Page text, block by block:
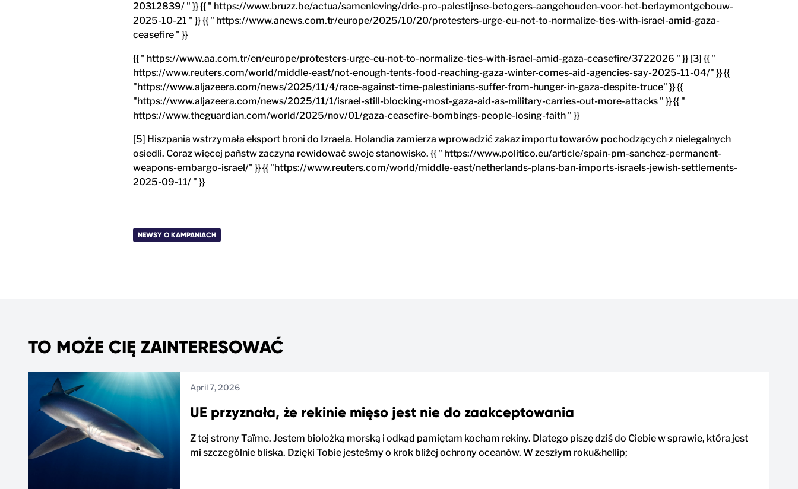
20312839/ " }} {{ " https://www.bruzz.be/actua/samenleving/drie-pro-palestijnse-betogers-aangehouden-voor-het-berlaymontgebouw-
2025-10-21 " }} {{ " https://www.anews.com.tr/europe/2025/10/20/protesters-urge-eu-not-to-normalize-ties-with-israel-amid-gaza-
ceasefire " }}
{{ " https://www.aa.com.tr/en/europe/protesters-urge-eu-not-to-normalize-ties-with-israel-amid-gaza-ceasefire/3722026 " }} [3] {{ "
https://www.reuters.com/world/middle-east/not-enough-tents-food-reaching-gaza-winter-comes-aid-agencies-say-2025-11-04/" }} {{
"https://www.aljazeera.com/news/2025/11/4/race-against-time-palestinians-suffer-from-hunger-in-gaza-despite-truce" }} {{
"https://www.aljazeera.com/news/2025/11/1/israel-still-blocking-most-gaza-aid-as-military-carries-out-more-attacks " }} {{ "
https://www.theguardian.com/world/2025/nov/01/gaza-ceasefire-bombings-people-losing-faith " }}
[5] Hiszpania wstrzymała eksport broni do Izraela. Holandia zamierza wprowadzić zakaz importu towarów pochodzących z nielegalnych
osiedli. Coraz więcej państw zaczyna rewidować swoje stanowisko. {{ " https://www.politico.eu/article/spain-pm-sanchez-permanent-
weapons-embargo-israel/" }} {{ "https://www.reuters.com/world/middle-east/netherlands-plans-ban-imports-israels-jewish-settlements-
2025-09-11/ " }}
NEWSY O KAMPANIACH
TO MOŻE CIĘ ZAINTERESOWAĆ
April 7, 2026
UE przyznała, że rekinie mięso jest nie do zaakceptowania
Z tej strony Taïme. Jestem biolożką morską i odkąd pamiętam kocham rekiny. Dlatego piszę dziś do Ciebie w sprawie, która jest
mi szczególnie bliska. Dzięki Tobie jesteśmy o krok bliżej ochrony oceanów. W zeszłym roku&hellip;